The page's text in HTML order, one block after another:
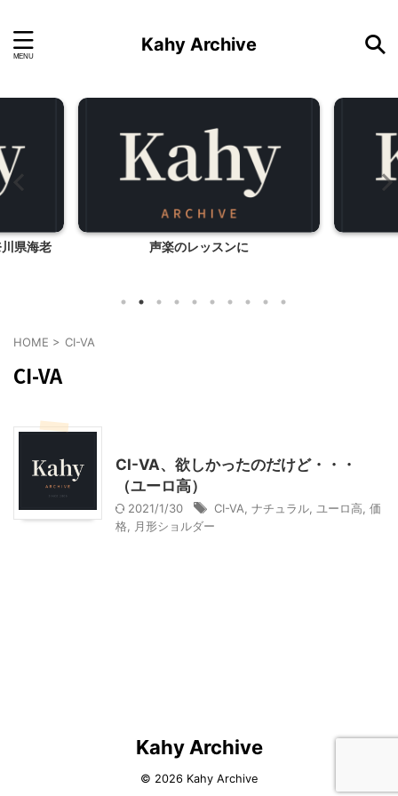
Kahy Archive
県海老 声楽のレッスンに
HOME > CI-VA
CI-VA
CI-VA、欲しかったのだけど・・・
（ユーロ高）
2021/1/30 CI-VA ナチュラル ユーロ高 価
格
月形ショルダー
Kahy Archive
© 2026 Kahy Archive